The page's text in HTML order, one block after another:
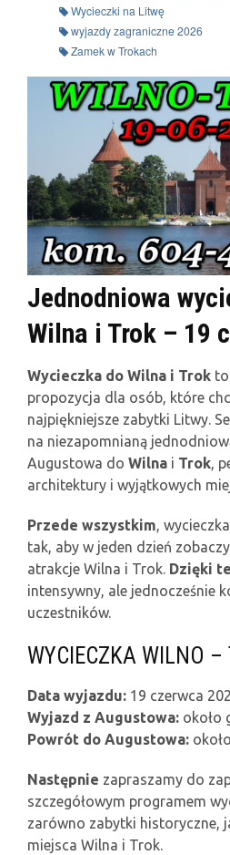
Wycieczki na Litwę
wyjazdy zagraniczne 2026
Zamek w Trokach
Jednodniowa
Wilna i Trok – 19
Wycieczka do Wilna i Trok
propozycja dla osób, które
najpiękniejsze zabytki Litwy.
na niezapomnianą
Augustowa do Wilna i Trok,
architektury i wyjątkowych
Przede wszystkim,
tak, aby w jeden dzień
atrakcje Wilna i Trok. Dzięki
intensywny, ale jednocześnie
uczestników.
WYCIECZKA WILNO –
Data wyjazdu: 19 czerwca
Wyjazd z Augustowa: około
Powrót do Augustowa:
Następnie zapraszamy do
szczegółowym programem
zarówno zabytki historyczne,
miejsca Wilna i Trok.